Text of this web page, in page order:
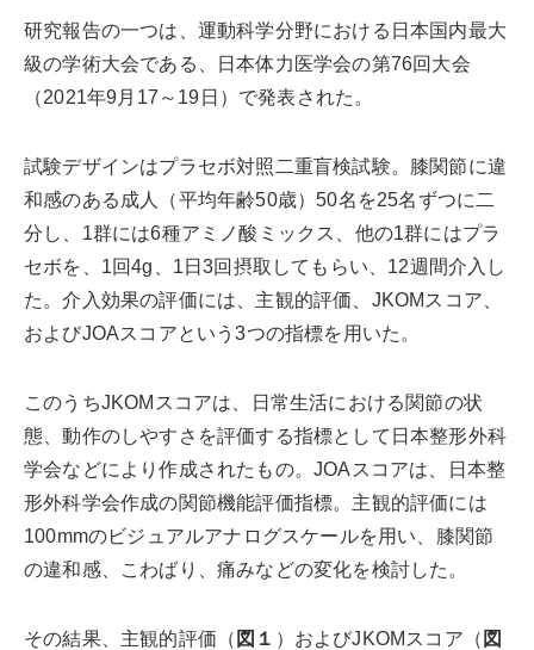
研究報告の一つは、運動科学分野における日本国内最大
級の学術大会である、日本体力医学会の第76回大会
（2021年9月17～19日）で発表された。
試験デザインはプラセボ対照二重盲検試験。膝関節に違
和感のある成人（平均年齢50歳）50名を25名ずつに二
分し、1群には6種アミノ酸ミックス、他の1群にはプラ
セボを、1回4g、1日3回摂取してもらい、12週間介入し
た。介入効果の評価には、主観的評価、JKOMスコア、
およびJOAスコアという3つの指標を用いた。
このうちJKOMスコアは、日常生活における関節の状
態、動作のしやすさを評価する指標として日本整形外科
学会などにより作成されたもの。JOAスコアは、日本整
形外科学会作成の関節機能評価指標。主観的評価には
100mmのビジュアルアナログスケールを用い、膝関節
の違和感、こわばり、痛みなどの変化を検討した。
その結果、主観的評価（ 図１ ）およびJKOMスコア（ 図